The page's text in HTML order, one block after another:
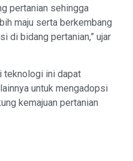
pertanian sehingga
maju serta berkembang
di bidang pertanian,” ujar
teknologi ini dapat
untuk mengadopsi
kemajuan pertanian